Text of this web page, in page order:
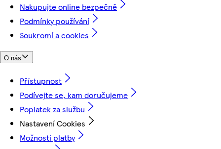
Nakupujte online bezpečně
Podmínky používání
Soukromí a cookies
O nás
Přístupnost
Podívejte se, kam doručujeme
Poplatek za službu
Nastavení Cookies
Možnosti platby